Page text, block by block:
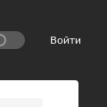
Войти